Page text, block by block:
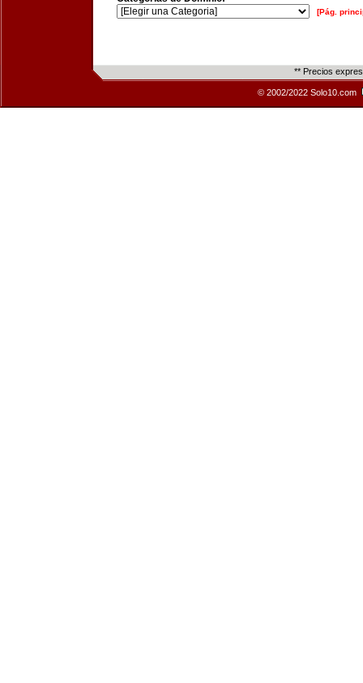
[Pág.
** Precios
© 2002/2022 Solo10.com